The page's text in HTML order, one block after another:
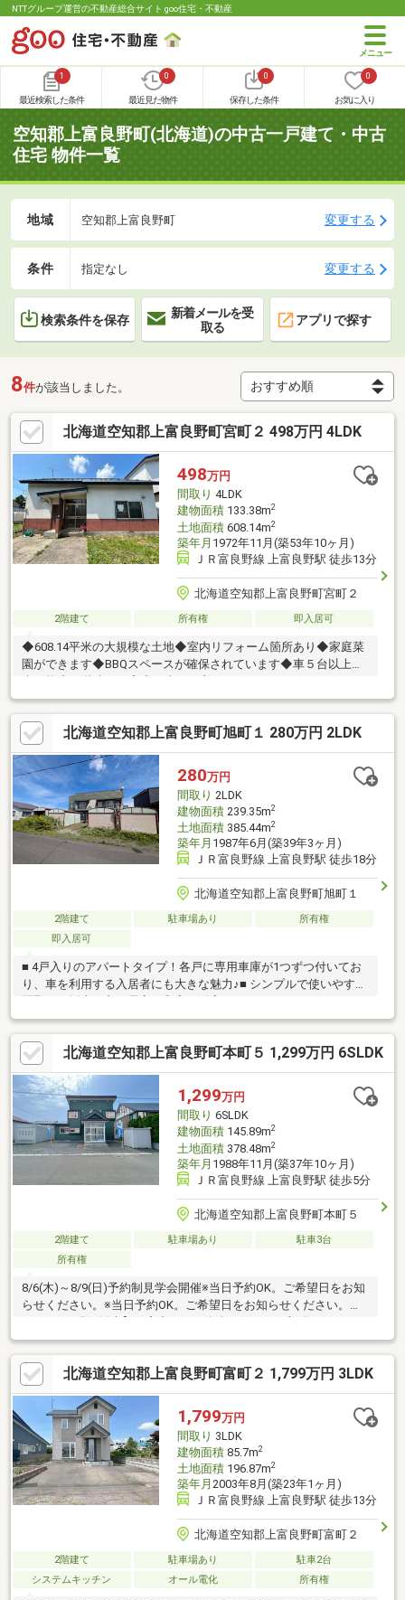
NTTグループ運営の不動産総合サイト goo住宅・不動産
1
最近検索した条件
0
最近見た物件
0
保存した条件
0
お気に入り
空知郡上富良野町(北海道)の中古一戸建て・中古
住宅 物件一覧
地域 空知郡上富良野町 変更する
条件 指定なし 変更する
検索条件を保存
新着メールを受
取る
アプリで探す
8件が該当しました。
北海道空知郡上富良野町宮町２ 498万円 4LDK
498万円
間取り 4LDK
建物面積133.38m2
土地面積608.14m2
築年月 1972年11月(築53年10ヶ月)
ＪＲ富良野線 上富良野駅 徒歩13分
北海道空知郡上富良野町宮町２
2階建て 所有権 即入居可
◆608.14平米の大規模な土地◆室内リフォーム箇所あり◆家庭菜
園ができます◆BBQスペースが確保されています◆車５台以上駐
北海道空知郡上富良野町旭町１ 280万円 2LDK
280万円
間取り 2LDK
建物面積239.35m2
土地面積385.44m2
築年月 1987年6月(築39年3ヶ月)
ＪＲ富良野線 上富良野駅 徒歩18分
北海道空知郡上富良野町旭町１
2階建て 駐車場あり
所有権
即入居可
■ 4戸入りのアパートタイプ！各戸に専用車庫が1つずつ付いてお
り、車を利用する入居者にも大きな魅力♪■ シンプルで使いやすい
い空間◎■ ほぼ同仕様のお部屋ですが、収納の大きさや玄関スペ
ースなど一部異なるタイプもあり、入居者の幅広いニーズに対
応！■ 上富良野中心地にほど近く、生活施設へのアクセスも便利
◎ファミリーから単身者まで幅広く募集可能♪■ 投資用・オーナー
チェンジ物件としてもおすすめ！安定した賃貸収入を見込める魅
力的なアパートです♪内覧のご希望等、お気軽にお問い合わせくだ
さい♪（TEL:011-790-8100）
北海道空知郡上富良野町本町５ 1,299万円 6SLDK
1,299万円
間取り 6SLDK
建物面積145.89m2
土地面積378.48m2
築年月 1988年11月(築37年10ヶ月)
ＪＲ富良野線 上富良野駅 徒歩5分
北海道空知郡上富良野町本町５
2階建て 駐車場あり
駐車3台
所有権
8/6(木)～8/9(日)予約制見学会開催※当日予約OK。ご希望日をお知
らせください。※当日予約OK。ご希望日をお知らせください。【8
ームしてお住まいいただけます。8月10日以降はリフォーム住宅
として販売する予定です。【おすすめポイント】・本物件は条件
により住宅ローン減税が適用されます。・雨漏り、構造上主要な
部分の欠陥や・腐食、給排水管の故障や漏水についてお引渡しよ
り２年間保証。・返済額や融資可能額など、お客様のご希望にあ
わせてご提案。住宅ローンが初めての方でもお気軽にご相談くだ
さい。
北海道空知郡上富良野町富町２ 1,799万円 3LDK
1,799万円
間取り 3LDK
建物面積85.7m2
土地面積196.87m2
築年月 2003年8月(築23年1ヶ月)
ＪＲ富良野線 上富良野駅 徒歩13分
北海道空知郡上富良野町富町２
2階建て 駐車場あり
駐車2台
システムキッチン
オール電化 所有権